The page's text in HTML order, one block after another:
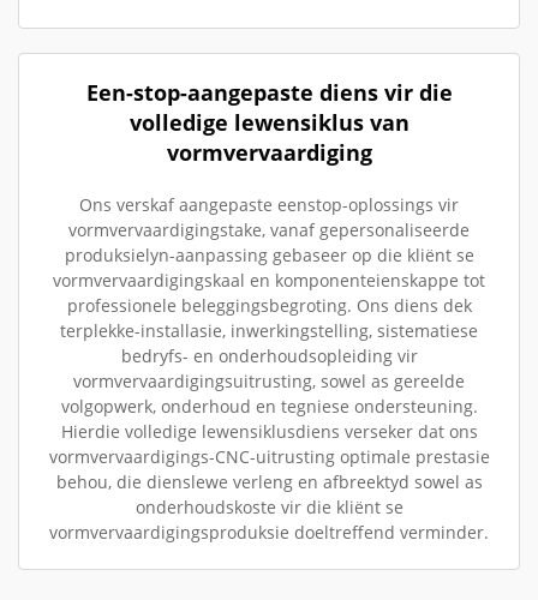
Een-stop-aangepaste diens vir die
volledige lewensiklus van
vormvervaardiging
Ons verskaf aangepaste eenstop-oplossings vir
vormvervaardigingstake, vanaf gepersonaliseerde
produksielyn-aanpassing gebaseer op die kliënt se
vormvervaardigingskaal en komponenteienskappe tot
professionele beleggingsbegroting. Ons diens dek
terplekke-installasie, inwerkingstelling, sistematiese
bedryfs- en onderhoudsopleiding vir
vormvervaardigingsuitrusting, sowel as gereelde
volgopwerk, onderhoud en tegniese ondersteuning.
Hierdie volledige lewensiklusdiens verseker dat ons
vormvervaardigings-CNC-uitrusting optimale prestasie
behou, die dienslewe verleng en afbreektyd sowel as
onderhoudskoste vir die kliënt se
vormvervaardigingsproduksie doeltreffend verminder.